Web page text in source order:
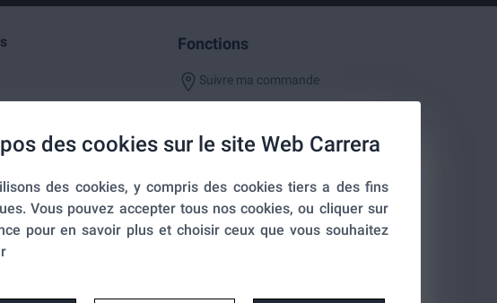
des cookies sur le site Web Carrera
des cookies, y compris des cookies tiers a des fins
Vous pouvez accepter tous nos cookies, ou cliquer sur
pour en savoir plus et choisir ceux que vous souhaitez
de ventes
de confidentialité
Fonctions
Suivre ma commande